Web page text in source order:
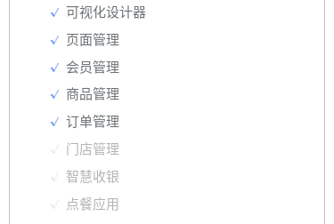
可视化设计器
页面管理
会员管理
商品管理
订单管理
门店管理
智慧收银
点餐应用